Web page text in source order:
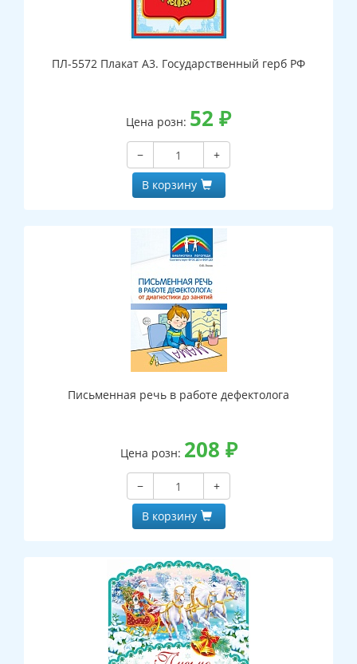
ПЛ-5572 Плакат А3. Государственный герб РФ
Цена розн: 52 ₽
−
+
В корзину
Письменная речь в работе дефектолога
Цена розн: 208 ₽
−
+
В корзину